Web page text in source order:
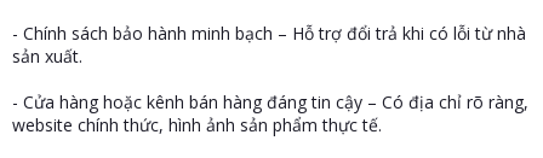
- Chính sách bảo hành minh bạch – Hỗ trợ đổi trả khi có lỗi từ nhà
sản xuất.
- Cửa hàng hoặc kênh bán hàng đáng tin cậy – Có địa chỉ rõ ràng,
website chính thức, hình ảnh sản phẩm thực tế.